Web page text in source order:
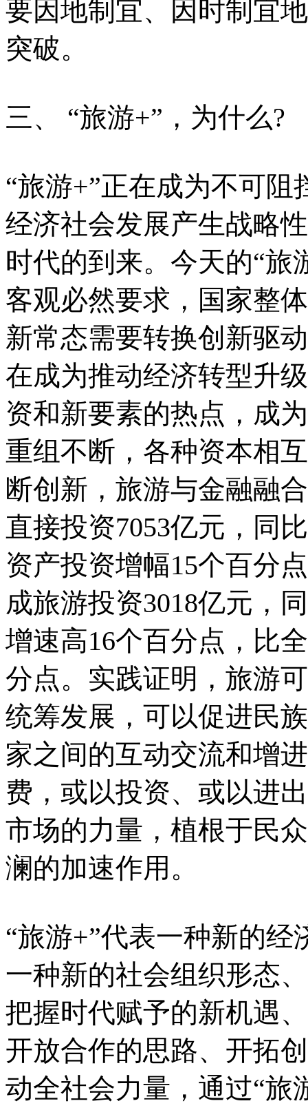
要因地制宜、因时制宜
突破。
三、 “旅游+”，为什么?
“旅游+”正在成为不可
经济社会发展产生战略
时代的到来。今天的“旅
客观必然要求，国家整
新常态需要转换创新驱
在成为推动经济转型升
资和新要素的热点，成
重组不断，各种资本相
断创新，旅游与金融融
直接投资7053亿元，同
资产投资增幅15个百分
成旅游投资3018亿元，
增速高16个百分点，比
分点。实践证明，旅游
统筹发展，可以促进民
家之间的互动交流和增
费，或以投资、或以进
市场的力量，植根于民
澜的加速作用。
“旅游+”代表一种新的
一种新的社会组织形态
把握时代赋予的新机遇
开放合作的思路、开拓
动全社会力量，通过“旅